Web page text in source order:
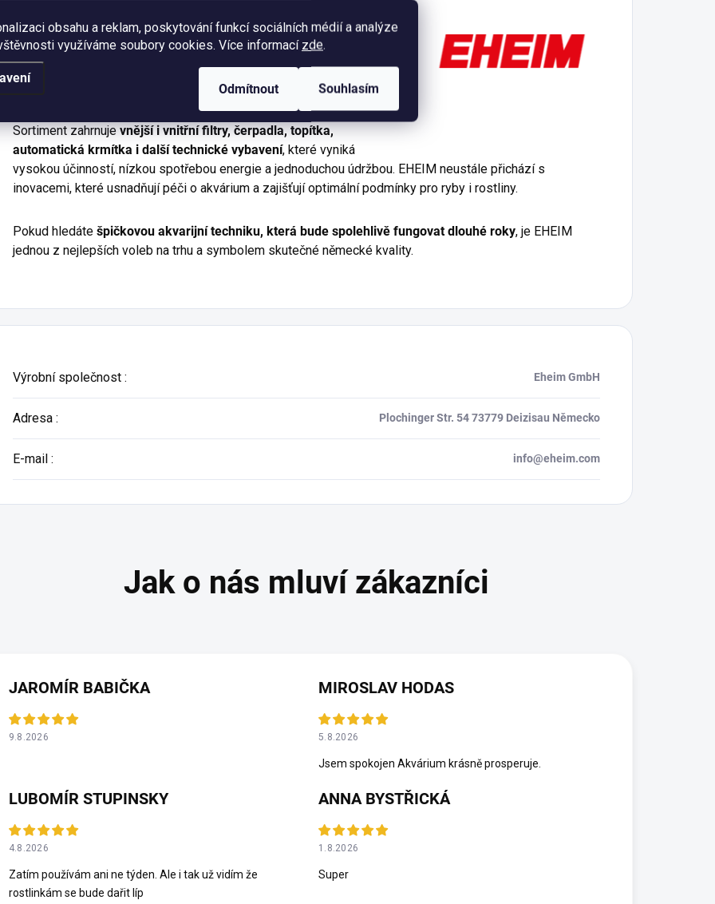
obsahu a reklam, poskytování funkcí sociálních médií a analýze
využíváme soubory cookies. Více informací zde.
Odmítnout Souhlasím
patří mezi světové lídry ve výroběakvarijní techniky. Produkty EHEIM
jsou známéprecizním zpracováním, mimořádnou spolehlivostí,
dlouhou životností a tichým provozem, díky čemuž si získaly důvěru
milionů akvaristů po celém světě.
Sortiment zahrnujevnější i vnitřní filtry, čerpadla, topítka,
automatická krmítka i další technické vybavení, které vyniká
vysokou účinností, nízkou spotřebou energie a jednoduchou údržbou. EHEIM neustále přichází s
inovacemi, které usnadňují péči o akvárium a zajišťují optimální podmínky pro ryby i rostliny.
Pokud hledáte špičkovou akvarijní techniku, která bude spolehlivě fungovat dlouhé roky, je EHEIM
jednou z nejlepších voleb na trhu a symbolem skutečné německé kvality.
Výrobní společnost : Eheim GmbH
Adresa : Plochinger Str. 54 73779 Deizisau Německo
E-mail : info@eheim.com
JAROMÍR BABIČKA
9.8.2026
MIROSLAV HODAS
5.8.2026
Jsem spokojen Akvárium krásně prosperuje.
LUBOMÍR STUPINSKY
4.8.2026
Zatím používám ani ne týden. Ale i tak už vidím že
rostlinkám se bude dařit líp
ANNA BYSTŘICKÁ
1.8.2026
Super